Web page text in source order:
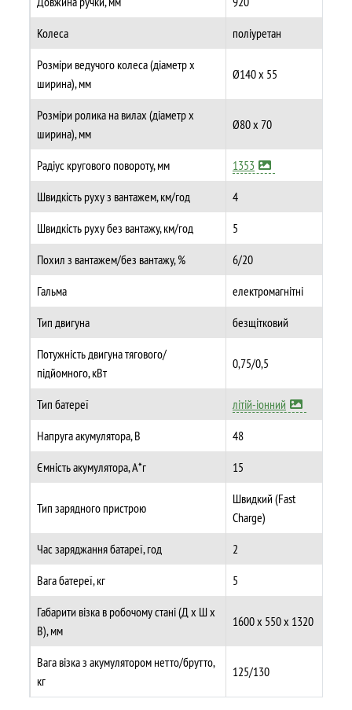
Колеса
поліуретан
Розміри ведучого колеса (діаметр х
ширина), мм
Ø140 x 55
Розміри ролика на вилах (діаметр х
ширина), мм
Ø80 x 70
Радіус кругового повороту, мм
1353
Швидкість руху з вантажем, км/год
4
Швидкість руху без вантажу, км/год
5
Похил з вантажем/без вантажу, %
6/20
Гальма
електромагнітні
Тип двигуна
безщітковий
Потужність двигуна тягового/
підйомного, кВт
0,75/0,5
Тип батереї
літій-іонний
Напруга акумулятора, В
48
Ємність акумулятора, А*г
15
Тип зарядного пристрою
Швидкий (Fast
Charge)
Час заряджання батареї, год
2
Вага батереї, кг
5
Габарити візка в робочому стані (Д х Ш х
В), мм
1600 х 550 х 1320
Вага візка з акумулятором нетто/брутто,
кг
125/130